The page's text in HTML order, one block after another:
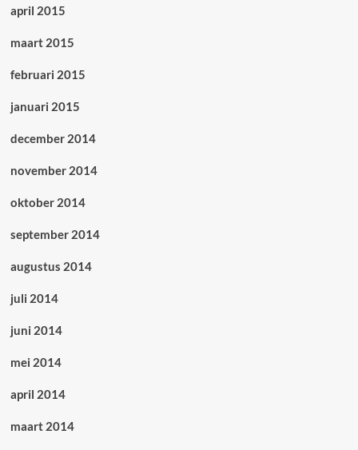
april 2015
maart 2015
februari 2015
januari 2015
december 2014
november 2014
oktober 2014
september 2014
augustus 2014
juli 2014
juni 2014
mei 2014
april 2014
maart 2014